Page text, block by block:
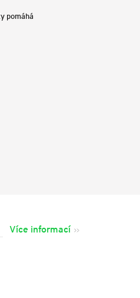
pomáhá
Více informací